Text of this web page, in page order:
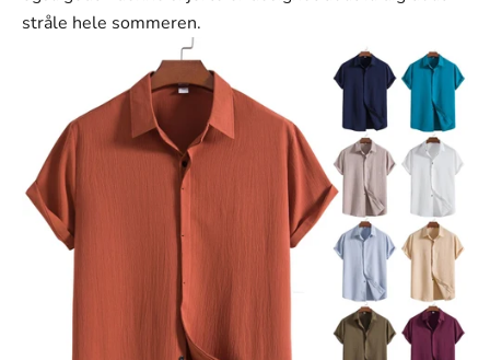
stråle hele sommeren.